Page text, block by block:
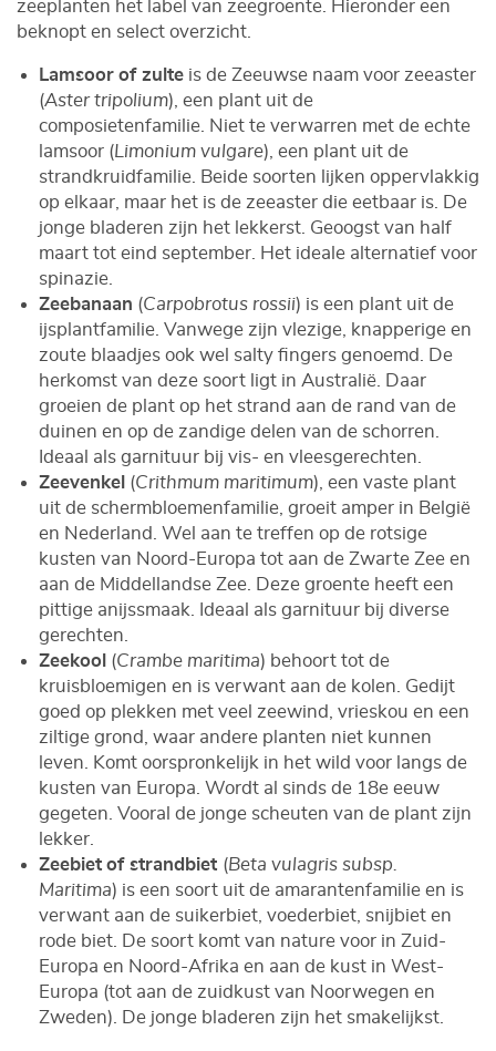
zeeplanten het label van zeegroente. Hieronder een
beknopt en select overzicht.
Lamsoor of zulte is de Zeeuwse naam voor zeeaster
(Aster tripolium), een plant uit de
composietenfamilie. Niet te verwarren met de echte
lamsoor (Limonium vulgare), een plant uit de
strandkruidfamilie. Beide soorten lijken oppervlakkig
op elkaar, maar het is de zeeaster die eetbaar is. De
jonge bladeren zijn het lekkerst. Geoogst van half
maart tot eind september. Het ideale alternatief voor
spinazie.
Zeebanaan (Carpobrotus rossii) is een plant uit de
ijsplantfamilie. Vanwege zijn vlezige, knapperige en
zoute blaadjes ook wel salty fingers genoemd. De
herkomst van deze soort ligt in Australië. Daar
groeien de plant op het strand aan de rand van de
duinen en op de zandige delen van de schorren.
Ideaal als garnituur bij vis- en vleesgerechten.
Zeevenkel (Crithmum maritimum), een vaste plant
uit de schermbloemenfamilie, groeit amper in België
en Nederland. Wel aan te treffen op de rotsige
kusten van Noord-Europa tot aan de Zwarte Zee en
aan de Middellandse Zee. Deze groente heeft een
pittige anijssmaak. Ideaal als garnituur bij diverse
gerechten.
Zeekool (Crambe maritima) behoort tot de
kruisbloemigen en is verwant aan de kolen. Gedijt
goed op plekken met veel zeewind, vrieskou en een
ziltige grond, waar andere planten niet kunnen
leven. Komt oorspronkelijk in het wild voor langs de
kusten van Europa. Wordt al sinds de 18e eeuw
gegeten. Vooral de jonge scheuten van de plant zijn
lekker.
Zeebiet of strandbiet (Beta vulagris subsp.
Maritima) is een soort uit de amarantenfamilie en is
verwant aan de suikerbiet, voederbiet, snijbiet en
rode biet. De soort komt van nature voor in Zuid-
Europa en Noord-Afrika en aan de kust in West-
Europa (tot aan de zuidkust van Noorwegen en
Zweden). De jonge bladeren zijn het smakelijkst.